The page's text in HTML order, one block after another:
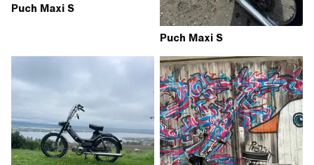
Puch Maxi S
Puch Maxi S